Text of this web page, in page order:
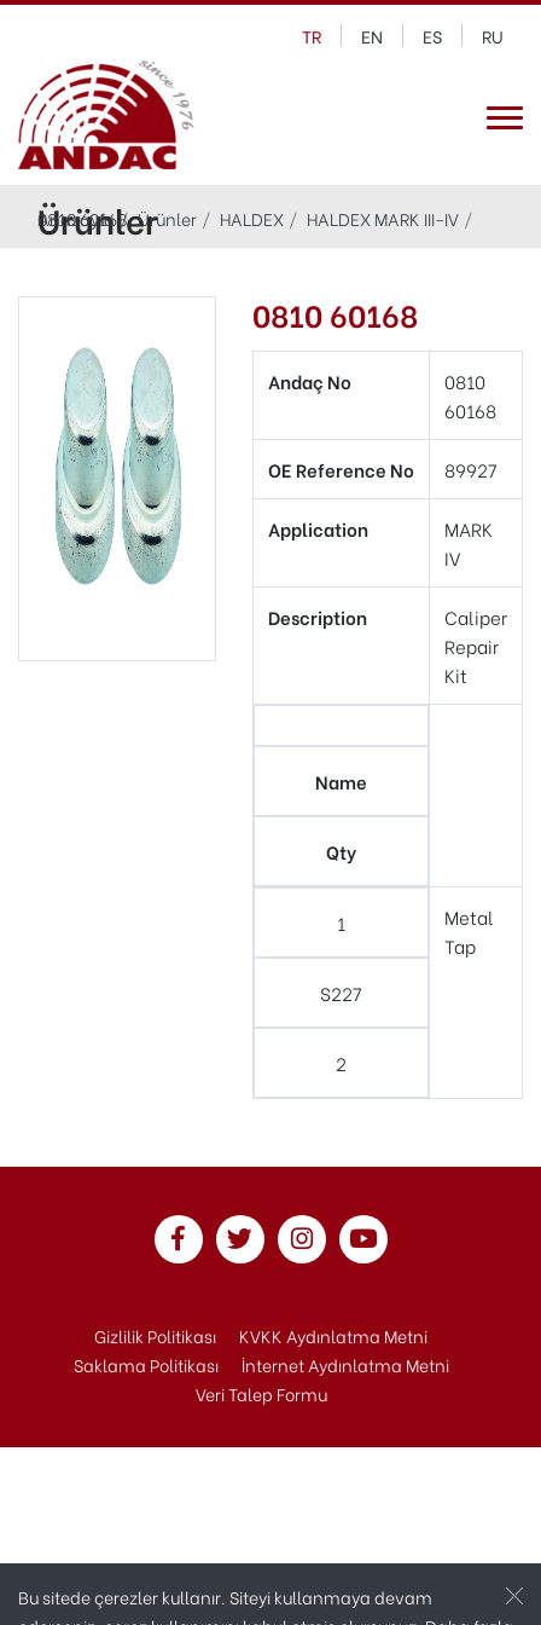
TR EN ES RU
Ürünler
Anasayfa Ürünler HALDEX HALDEX MARK III-IV
0810 60168
0810 60168
Andaç No
0810
60168
OE Reference No 89927
Application
MARK
IV
Description
Caliper
Repair
Kit
Name
Qty
1
S227
2
Metal
Tap
Gizlilik Politikası
KVKK Aydınlatma Metni
Saklama Politikası
İnternet Aydınlatma Metni
Veri Talep Formu
Copyright © 2020 Andaç Otomotiv Tüm Hakları
Bu sitede çerezler kullanır. Siteyi kullanmaya devam